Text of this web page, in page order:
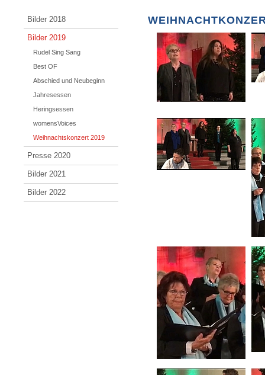
Bilder 2018
Bilder 2019
Rudel Sing Sang
Best OF
Abschied und Neubeginn
Jahresessen
Heringsessen
womensVoices
Weihnachtskonzert 2019
Presse 2020
Bilder 2021
Bilder 2022